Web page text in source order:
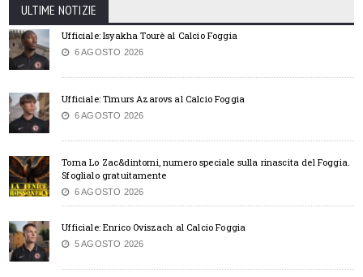
ULTIME NOTIZIE
Ufficiale: Isyakha Tourè al Calcio Foggia
6 AGOSTO 2026
Ufficiale: Timurs Azarovs al Calcio Foggia
6 AGOSTO 2026
Torna Lo Zac&dintorni, numero speciale sulla rinascita del Foggia.
Sfoglialo gratuitamente
6 AGOSTO 2026
Ufficiale: Enrico Oviszach al Calcio Foggia
5 AGOSTO 2026